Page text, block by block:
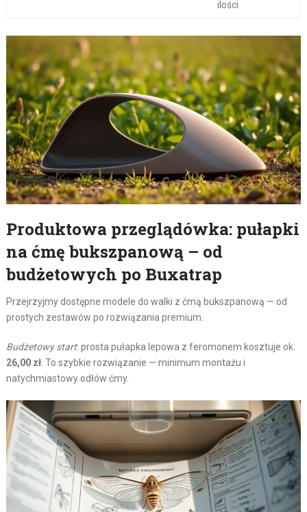
ilości
Produktowa przeglądówka: pułapki
na ćmę bukszpanową – od
budżetowych po Buxatrap
Przejrzyjmy dostępne modele do walki z ćmą bukszpanową — od
prostych zestawów po rozwiązania premium.
Budżetowy start: prosta pułapka lepowa z feromonem kosztuje ok.
26,00 zł. To szybkie rozwiązanie — minimum montażu i
natychmiastowy odłów ćmy.